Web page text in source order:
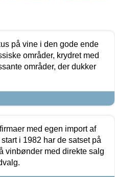
på vine i den gode ende
områder, krydret med
områder, der dukker
med egen import af
i 1982 har de satset på
vinbønder med direkte salg